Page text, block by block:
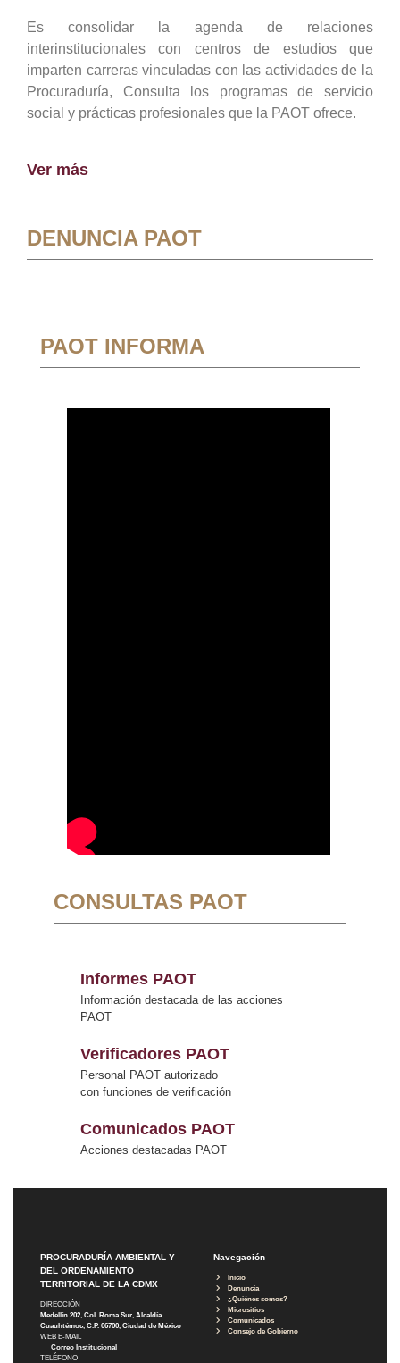
Es consolidar la agenda de relaciones
interinstitucionales con centros de estudios que
imparten carreras vinculadas con las actividades de la
Procuraduría, Consulta los programas de servicio
social y prácticas profesionales que la PAOT ofrece.
Ver más
DENUNCIA PAOT
PAOT INFORMA
CONSULTAS PAOT
Informes PAOT
Información destacada de las acciones
PAOT
Verificadores PAOT
Personal PAOT autorizado
con funciones de verificación
Comunicados PAOT
Acciones destacadas PAOT
PROCURADURÍA AMBIENTAL Y
DEL ORDENAMIENTO
TERRITORIAL DE LA CDMX
DIRECCIÓN
Medellín 202, Col. Roma Sur, Alcaldía
Cuauhtémoc, C.P. 06700, Ciudad de México
WEB E-MAIL
Correo Institucional
TELÉFONO
Navegación
Inicio
Denuncia
¿Quiénes somos?
Micrositios
Comunicados
Consejo de Gobierno